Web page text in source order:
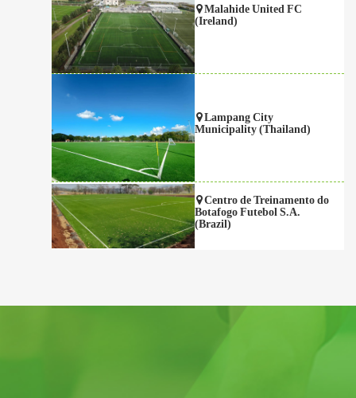
Malahide United FC
(Ireland)
Lampang City
Municipality (Thailand)
Centro de Treinamento do
Botafogo Futebol S.A.
(Brazil)